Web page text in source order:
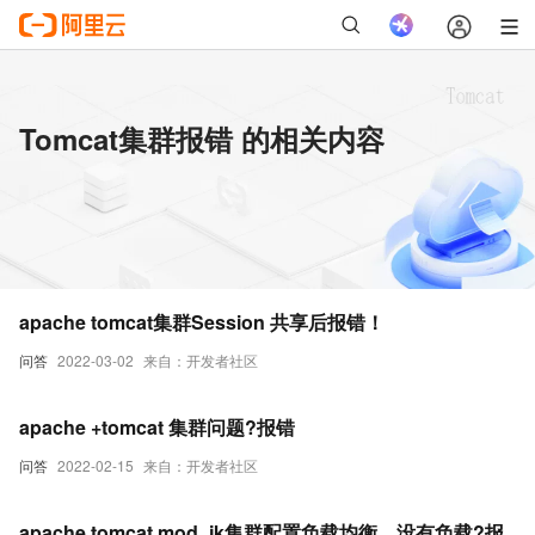
Tomcat集群报错 的相关内容
问答 2022-03-02 来自：开发者社区
apache tomcat集群Session 共享后报错！
问答 2022-02-15 来自：开发者社区
apache +tomcat 集群问题?报错